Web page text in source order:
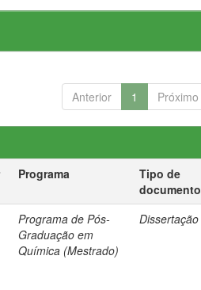
Anterior 1 Próximo
Programa
Tipo de
documento
Programa de Pós-
Graduação em
Química (Mestrado)
Dissertação